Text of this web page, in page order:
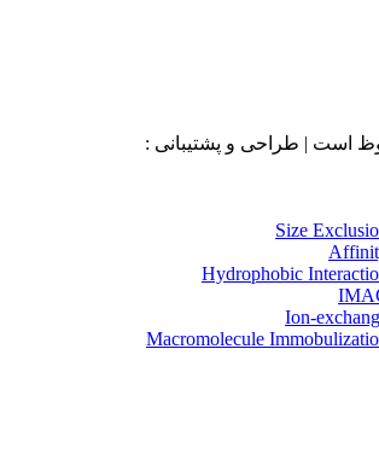
است | طراحی و پشتیبانی :
Size
Hydrophobic
Ion-
Macromolecule